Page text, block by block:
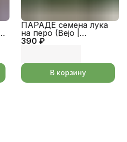
390 ₽
ПАРАДЕ семена лука
на перо (Bejo |
Alexagro)
В корзину